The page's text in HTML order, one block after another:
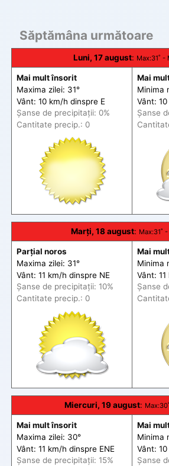
Săptămâna următoare
Luni, 17 august: Max:31˚ -
Mai mult însorit
Maxima zilei: 31°
Vânt: 10 km/h dinspre E
Șanse de precipitații: 0%
Cantitate precip.: 0
Mai
Minima
Vânt:
Șanse
Marți, 18 august: Max:31˚ -
Parțial noros
Maxima zilei: 31°
Vânt: 11 km/h dinspre NE
Șanse de precipitații: 10%
Cantitate precip.: 0
Mai
Minima
Vânt:
Șanse
Miercuri, 19 august: Max
Mai mult însorit
Maxima zilei: 30°
Vânt: 11 km/h dinspre ENE
Șanse de precipitații: 15%
Mai
Minima
Vânt:
Șanse